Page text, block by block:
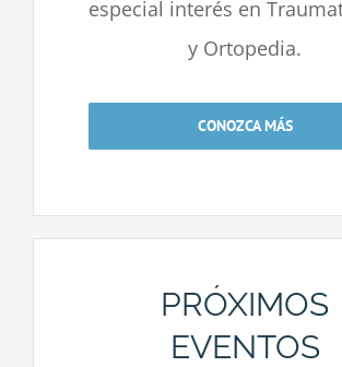
especial interés en
y Ortopedia.
CONOZCA MÁS
PRÓXIMOS
EVENTOS